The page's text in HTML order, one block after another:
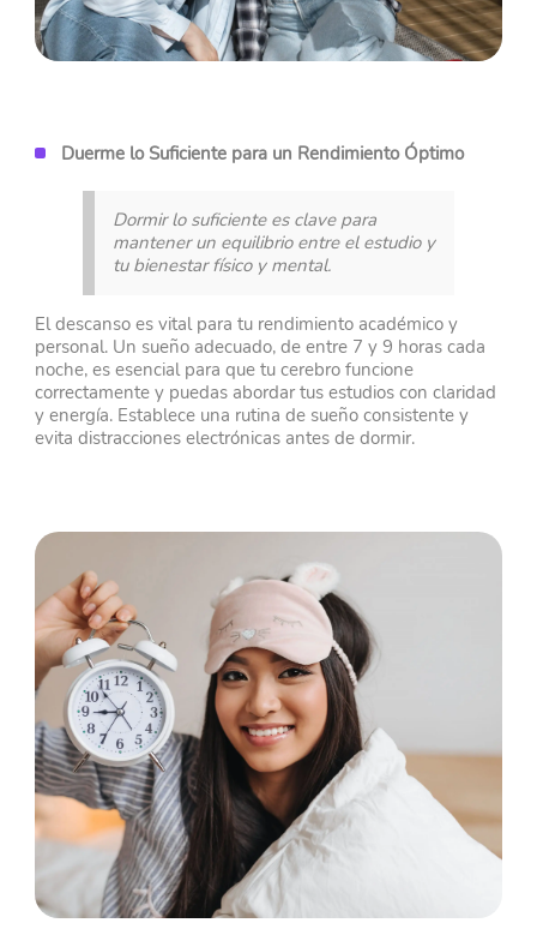
Duerme lo Suficiente para un Rendimiento Óptimo
Dormir lo suficiente es clave para
mantener un equilibrio entre el estudio y
tu bienestar físico y mental.
El descanso es vital para tu rendimiento académico y
personal. Un sueño adecuado, de entre 7 y 9 horas cada
noche, es esencial para que tu cerebro funcione
correctamente y puedas abordar tus estudios con claridad
y energía. Establece una rutina de sueño consistente y
evita distracciones electrónicas antes de dormir.